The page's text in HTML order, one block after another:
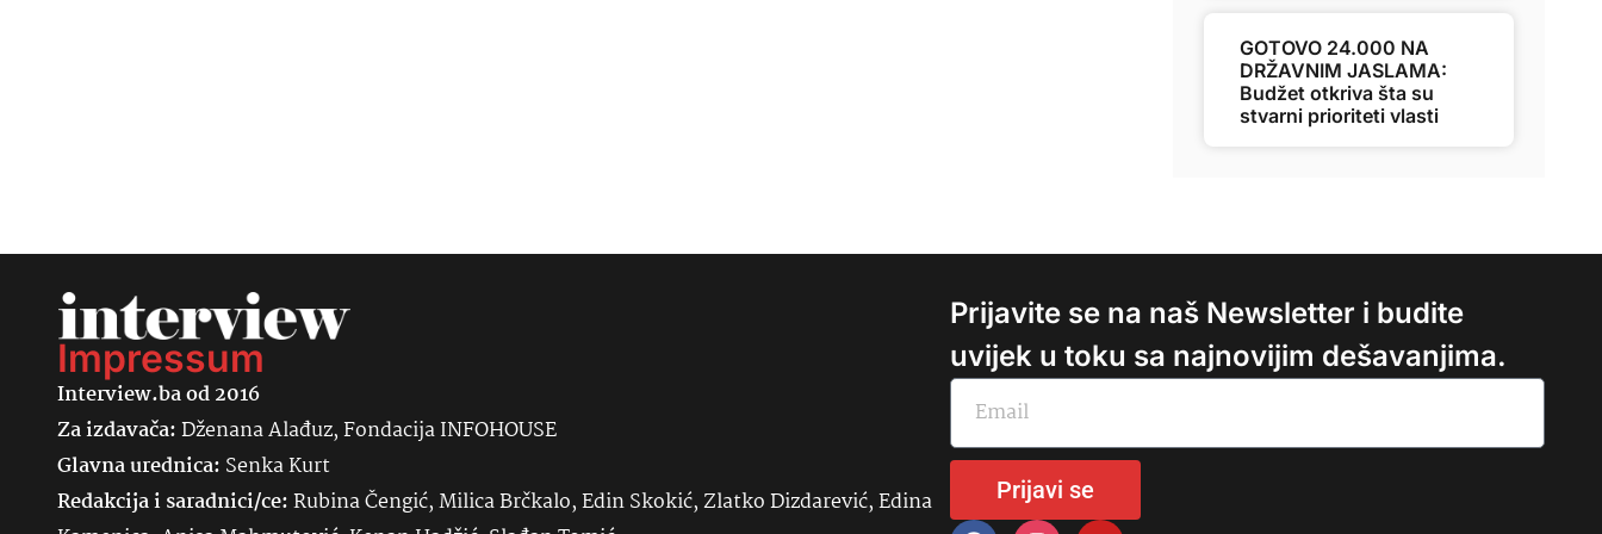
GOTOVO 24.000 NA
DRŽAVNIM JASLAMA:
Budžet otkriva šta su
stvarni prioriteti vlasti
Impressum
Interview.ba od 2016
Za izdavača:Dženana Alađuz, Fondacija INFOHOUSE
Glavna urednica: SenkaKurt
Redakcija i saradnici/ce:Rubina Čengić, Milica Brčkalo, Edin Skokić, Zlatko Dizdarević, Edina
Prijavite se na naš Newsletter i budite
uvijek u toku sa najnovijim dešavanjima.
Prijavi se